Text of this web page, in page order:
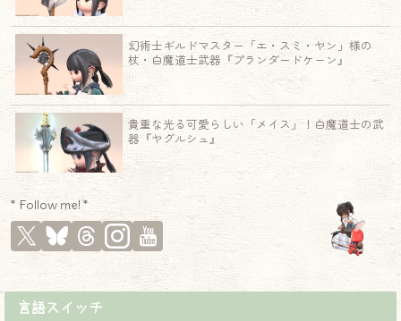
幻術士ギルドマスター「エ・スミ・ヤン」様の
杖・白魔道士武器『プランダードケーン』
貴重な光る可愛らしい「メイス」！白魔道士の武
器『ヤグルシュ』
* Follow me! *
言語スイッチ